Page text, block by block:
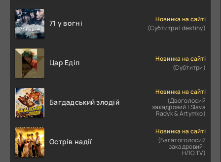
71 у вогні
Новинка на сайті
(Субтитри | destiny)
Цар Едіп
Новинка на сайті
(Субтитри)
Багдадський злодій
Новинка на сайті
(Двоголосий
закадровий | Slava
Radyk & Artymko)
Острів надії
Новинка на сайті
(Багатоголосий
закадровий |
НЛО.TV)